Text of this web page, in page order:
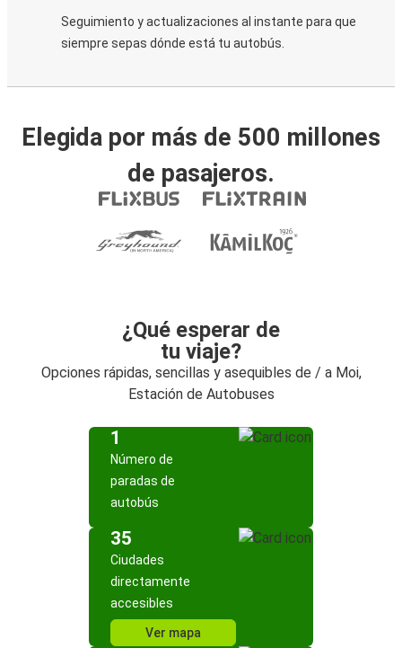
Seguimiento y actualizaciones al instante para que
siempre sepas dónde está tu autobús.
Elegida por más de 500 millones
de pasajeros.
¿Qué esperar de
tu viaje?
Opciones rápidas, sencillas y asequibles de / a Moi,
Estación de Autobuses
1
Número de
paradas de
autobús
35
Ciudades
directamente
accesibles
Ver mapa